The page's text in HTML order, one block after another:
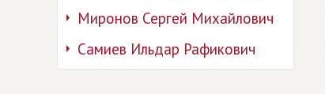
Миронов Сергей Михайлович
Самиев Ильдар Рафикович